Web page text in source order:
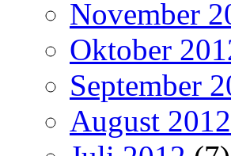
November
Oktober
September
August 2012